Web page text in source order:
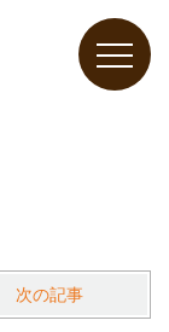
次の記事